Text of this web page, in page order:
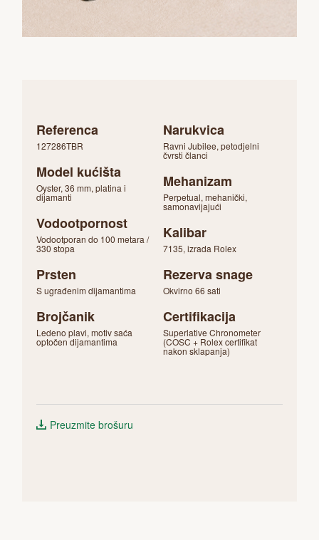
Referenca
127286TBR
Model kućišta
Oyster, 36 mm, platina i
dijamanti
Vodootpornost
Vodootporan do 100 metara /
330 stopa
Prsten
S ugrađenim dijamantima
Brojčanik
Ledeno plavi, motiv saća
optočen dijamantima
Narukvica
Ravni Jubilee, petodjelni
čvrsti članci
Mehanizam
Perpetual, mehanički,
samonavijajući
Kalibar
7135, izrada Rolex
Rezerva snage
Okvirno 66 sati
Certifikacija
Superlative Chronometer
(COSC + Rolex certifikat
nakon sklapanja)
Preuzmite brošuru